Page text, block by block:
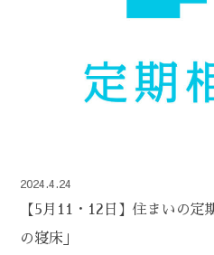
2024.4.24
【5月11・12日】住まいの
の寝床」